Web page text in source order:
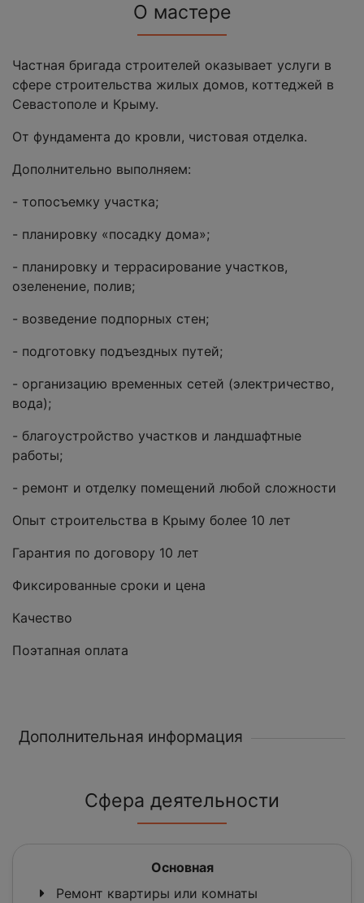
О мастере
Частная бригада строителей оказывает услуги в
сфере строительства жилых домов, коттеджей в
Севастополе и Крыму.
От фундамента до кровли, чистовая отделка.
Дополнительно выполняем:
- топосъемку участка;
- планировку «посадку дома»;
- планировку и террасирование участков,
озеленение, полив;
- возведение подпорных стен;
- подготовку подъездных путей;
- организацию временных сетей (электричество,
вода);
- благоустройство участков и ландшафтные
работы;
- ремонт и отделку помещений любой сложности
Опыт строительства в Крыму более 10 лет
Гарантия по договору 10 лет
Фиксированные сроки и цена
Качество
Поэтапная оплата
Дополнительная информация
Сфера деятельности
Основная
Ремонт квартиры или комнаты